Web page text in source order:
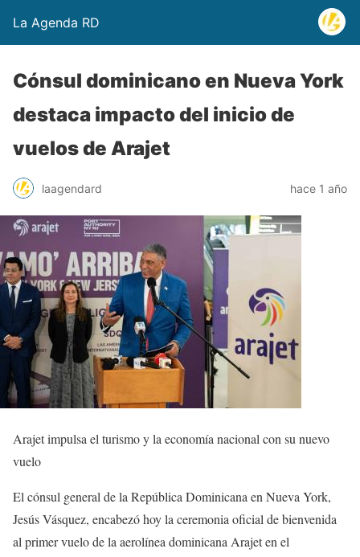
La Agenda RD
Cónsul dominicano en Nueva York
destaca impacto del inicio de
vuelos de Arajet
laagendard hace 1 año
Arajet impulsa el turismo y la economía nacional con su nuevo
vuelo
El cónsul general de la República Dominicana en Nueva York,
Jesús Vásquez, encabezó hoy la ceremonia oficial de bienvenida
al primer vuelo de la aerolínea dominicana Arajet en el